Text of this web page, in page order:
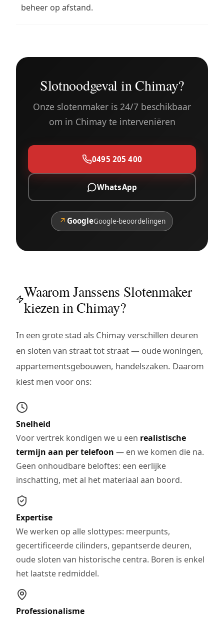
beheer op afstand.
Slotnoodgeval in Chimay?
Onze slotenmaker is 24/7 beschikbaar
om in Chimay te interveniëren
0495 205 400
WhatsApp
↗ GoogleGoogle-beoordelingen
Waarom Janssens Slotenmaker
kiezen in Chimay?
In een grote stad als Chimay verschillen deuren
en sloten van straat tot straat — oude woningen,
appartementsgebouwen, handelszaken. Daarom
kiest men voor ons:
Snelheid
Voor vertrek kondigen we u een realistische
termijn aan per telefoon — en we komen die na.
Geen onhoudbare beloftes: een eerlijke
inschatting, met al het materiaal aan boord.
Expertise
We werken op alle slottypes: meerpunts,
gecertificeerde cilinders, gepantserde deuren,
oude sloten van historische centra. Boren is enkel
het laatste redmiddel.
Professionalisme